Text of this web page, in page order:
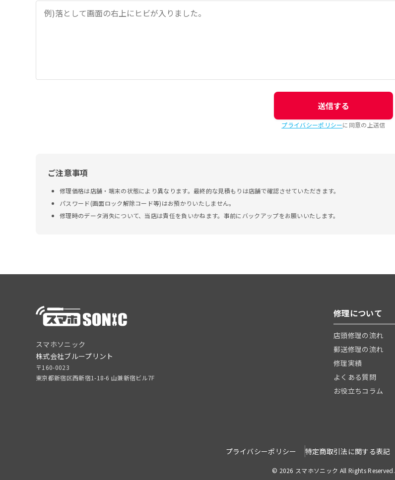
送信する
プライバシーポリシーに同意の上送信
ご注意事項
修理価格は店舗・端末の状態により異なります。最終的な見積もりは店舗で確認させていただきます。
パスワード(画面ロック解除コード等)はお預かりいたしません。
修理時のデータ消失について、当店は責任を負いかねます。事前にバックアップをお願いいたします。
スマホソニック
株式会社ブループリント
〒160-0023
東京都新宿区西新宿1-18-6 山兼新宿ビル7F
修理について
店頭修理の流れ
郵送修理の流れ
修理実績
よくある質問
お役立ちコラム
プライバシーポリシー 特定商取引法に関する表記
© 2026 スマホソニック All Rights Reserved.